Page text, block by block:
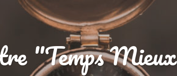
"Temps